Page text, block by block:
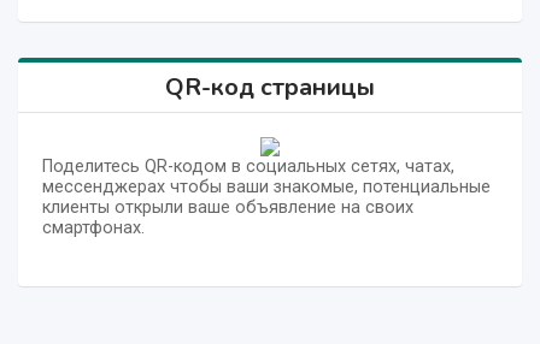
QR-код страницы
Поделитесь QR-кодом в социальных сетях, чатах,
мессенджерах чтобы ваши знакомые, потенциальные
клиенты открыли ваше объявление на своих
смартфонах.